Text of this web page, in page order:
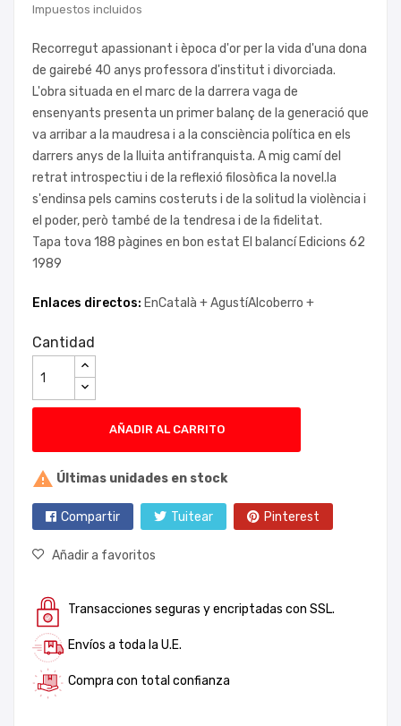
Impuestos incluidos
Recorregut apassionant i època d'or per la vida d'una dona
de gairebé 40 anys professora d'institut i divorciada.
L'obra situada en el marc de la darrera vaga de
ensenyants presenta un primer balanç de la generació que
va arribar a la maudresa i a la consciència política en els
darrers anys de la lluita antifranquista. A mig camí del
retrat introspectiu i de la reflexió filosòfica la novel.la
s'endinsa pels camins costeruts i de la solitud la violència i
el poder, però també de la tendresa i de la fidelitat.
Tapa tova 188 pàgines en bon estat El balancí Edicions 62
1989
Enlaces directos: EnCatalà +AgustíAlcoberro +
Cantidad
AÑADIR AL CARRITO
 Últimas unidades en stock
Compartir Tuitear Pinterest
Añadir a favoritos
Transacciones seguras y encriptadas con SSL.
Envíos a toda la U.E.
Compra con total confianza